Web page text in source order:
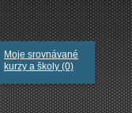
Moje srovnávané
kurzy a školy (0)